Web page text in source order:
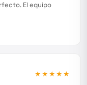
El equipo
★★★★★